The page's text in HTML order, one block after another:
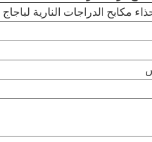
مكابح الدراجات النارية لباجاج 125